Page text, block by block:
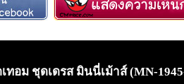
ทอม ชุดเดรส มินนี่เม้าส์ (MN-